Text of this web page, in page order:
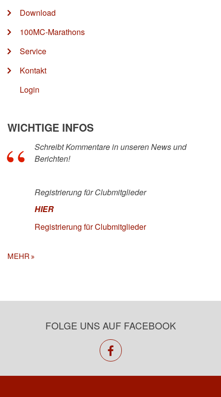
Download
100MC-Marathons
Service
Kontakt
Login
WICHTIGE INFOS
Schreibt Kommentare in unseren News und
Berichten!
Registrierung für Clubmitglieder
HIER
Registrierung für Clubmitglieder
MEHR
FOLGE UNS AUF FACEBOOK
facebook